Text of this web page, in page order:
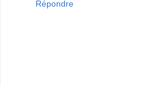
Répondre